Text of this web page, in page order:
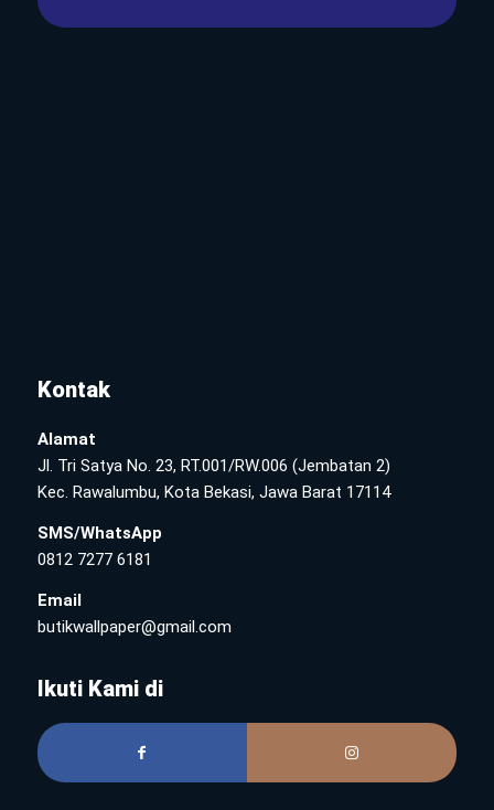
Kontak
Alamat
Jl. Tri Satya No. 23, RT.001/RW.006 (Jembatan 2)
Kec. Rawalumbu, Kota Bekasi, Jawa Barat 17114
SMS/WhatsApp
0812 7277 6181
Email
butikwallpaper@gmail.com
Ikuti Kami di